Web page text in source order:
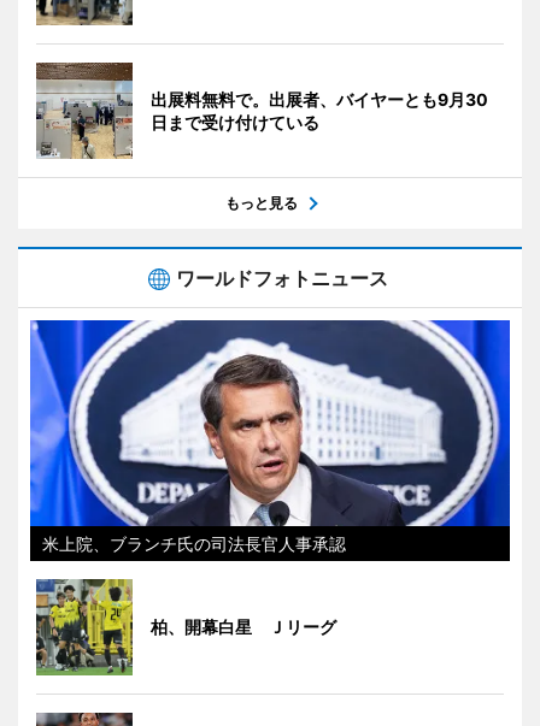
出展料無料で。出展者、バイヤーとも9月30
日まで受け付けている
もっと見る
ワールドフォトニュース
米上院、ブランチ氏の司法長官人事承認
柏、開幕白星 Ｊリーグ